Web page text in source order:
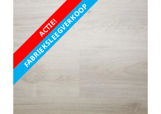
ACTIE!
FABRIEKSLEEGVERKOOP